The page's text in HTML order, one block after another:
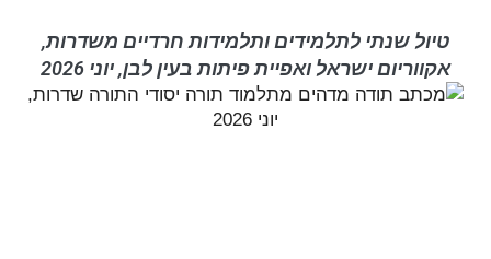
טיול שנתי לתלמידים ותלמידות חרדיים משדרות,
אקווריום ישראל ואפיית פיתות בעין לבן, יוני 2026